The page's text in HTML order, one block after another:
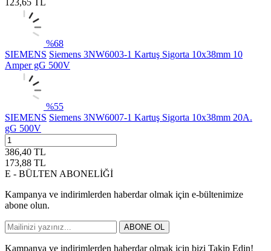
%68
SIEMENS Siemens 3NW6003-1 Kartuş Sigorta 10x38mm 10
Amper gG 500V
%55
SIEMENS Siemens 3NW6007-1 Kartuş Sigorta 10x38mm 20A.
gG 500V
386,40 TL
173,88 TL
E - BÜLTEN ABONELİĞİ
Kampanya ve indirimlerden haberdar olmak için e-bültenimize
abone olun.
ABONE OL
Kampanya ve indirimlerden haberdar olmak için bizi Takip Edin!